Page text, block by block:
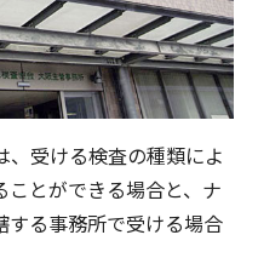
、受ける検査の種類によ
ことができる場合と、ナ
する事務所で受ける場合